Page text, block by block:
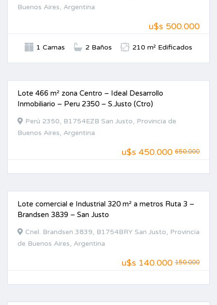
Buenos Aires, Argentina
u$s 500.000
1 Camas 2 Baños 210 m² Edificados
Lote 466 m² zona Centro – Ideal Desarrollo
Inmobiliario – Peru 2350 – S.Justo (Ctro)
Perú 2350, B1754EZB San Justo, Provincia de
Buenos Aires, Argentina
u$s 450.000 650.000
Lote comercial e Industrial 320 m² a metros Ruta 3 –
Brandsen 3839 – San Justo
Cnel. Brandsen 3839, B1754BRY San Justo, Provincia
de Buenos Aires, Argentina
u$s 140.000 150.000